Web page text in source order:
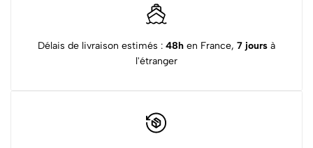
Délais de livraison estimés : 48h en France, 7 jours à
l'étranger